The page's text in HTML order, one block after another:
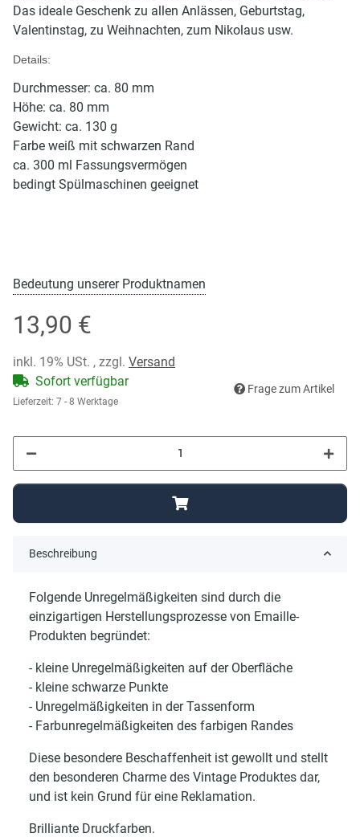
Das ideale Geschenk zu allen Anlässen, Geburtstag,
Valentinstag, zu Weihnachten, zum Nikolaus usw.
Details:
Durchmesser: ca. 80 mm
Höhe: ca. 80 mm
Gewicht: ca. 130 g
Farbe weiß mit schwarzen Rand
ca. 300 ml Fassungsvermögen
bedingt Spülmaschinen geeignet
Bedeutung unserer Produktnamen
13,90 €
inkl. 19% USt. , zzgl. Versand
Sofort verfügbar
Lieferzeit: 7 - 8 Werktage
Frage zum Artikel
Beschreibung
Folgende Unregelmäßigkeiten sind durch die
einzigartigen Herstellungsprozesse von Emaille-
Produkten begründet:
- kleine Unregelmäßigkeiten auf der Oberfläche
- kleine schwarze Punkte
- Unregelmäßigkeiten in der Tassenform
- Farbunregelmäßigkeiten des farbigen Randes
Diese besondere Beschaffenheit ist gewollt und stellt
den besonderen Charme des Vintage Produktes dar,
und ist kein Grund für eine Reklamation.
Brilliante Druckfarben.